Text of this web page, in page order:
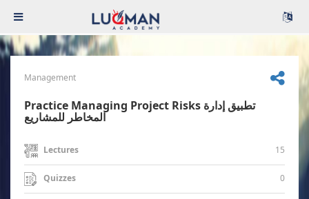
Management
Practice Managing Project Risks تطبيق إدارة
المخاطر للمشاريع
Lectures 15
Quizzes 0